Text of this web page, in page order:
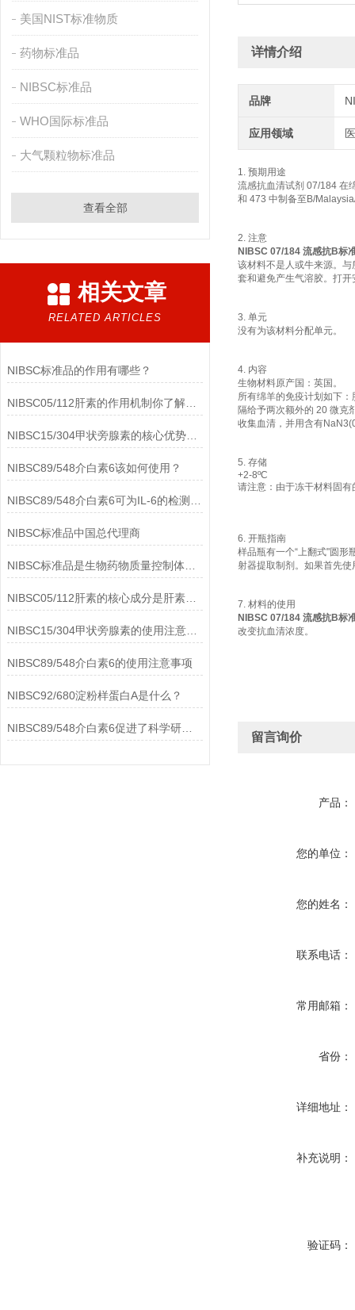
美国NIST标准物质
药物标准品
NIBSC标准品
WHO国际标准品
大气颗粒物标准品
查看全部
相关文章
RELATED ARTICLES
NIBSC标准品的作用有哪些？
NIBSC05/112肝素的作用机制你了解多少？
NIBSC15/304甲状旁腺素的核心优势有哪些？
NIBSC89/548介白素6该如何使用？
NIBSC标准品中国总代理商
NIBSC标准品是生物药物质量控制体系中的基础工具
NIBSC05/112肝素的核心成分是肝素钠(Heparin Sodium)
NIBSC15/304甲状旁腺素的使用注意事项
NIBSC89/548介白素6的使用注意事项
NIBSC92/680淀粉样蛋白A是什么？
NIBSC89/548介白素6促进了科学研究的进步
详情介绍
品牌
应用领域
1. 预期用途
流感抗血清试剂 07/184 在
和 473 中制备至B/
2. 注意
NIBSC 07/184 流感抗B标
该材料不是人或牛来源。
套和避免产生气溶胶。打
3. 单元
没有为该材料分配单元。
4. 内容
生物材料原产国：英国。
所有绵羊的免疫计划如下
隔给予两次额外的 20 微克
收集血清，并用含有
5. 存储
+2-8ºC
请注意：由于冻干材料固
6. 开瓶指南
样品瓶有一个“上翻式"圆形
射器提取制剂。如果首先
7. 材料的使用
NIBSC 07/184 流感抗B标
改变抗血清浓度。
留言询价
产品：
您的单位：
您的姓名：
联系电话：
常用邮箱：
省份：
详细地址：
补充说明：
验证码：